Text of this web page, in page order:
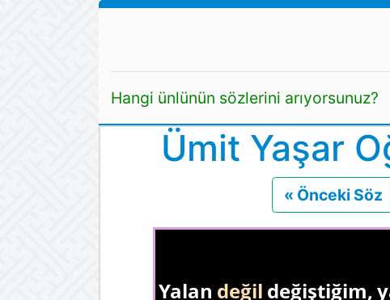
Hangi ünlünün sözlerini arıyorsunuz?
Ümit Yaşar
« Önceki Söz